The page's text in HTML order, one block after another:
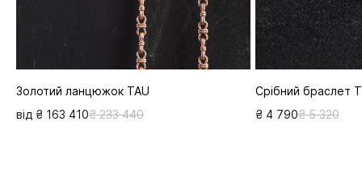
Золотий ланцюжок TAU
від ₴ 163 410₴ 233 440
Срібний браслет
₴ 4 790₴ 5 320